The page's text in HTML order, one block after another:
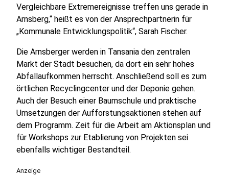
Vergleichbare Extremereignisse treffen uns gerade in
Arnsberg,“ heißt es von der Ansprechpartnerin für
„Kommunale Entwicklungspolitik“, Sarah Fischer.
Die Arnsberger werden in Tansania den zentralen
Markt der Stadt besuchen, da dort ein sehr hohes
Abfallaufkommen herrscht. Anschließend soll es zum
örtlichen Recyclingcenter und der Deponie gehen.
Auch der Besuch einer Baumschule und praktische
Umsetzungen der Aufforstungsaktionen stehen auf
dem Programm. Zeit für die Arbeit am Aktionsplan und
für Workshops zur Etablierung von Projekten sei
ebenfalls wichtiger Bestandteil.
Anzeige